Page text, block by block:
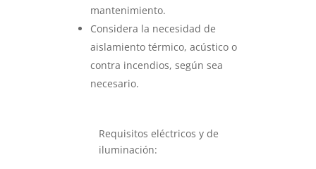
mantenimiento.
Considera la necesidad de
aislamiento térmico, acústico o
contra incendios, según sea
necesario.
Requisitos eléctricos y de
iluminación: